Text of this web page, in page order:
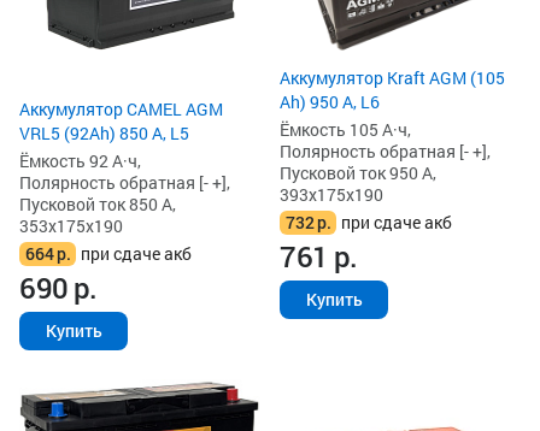
Аккумулятор CAMEL AGM
VRL5 (92Ah) 850 А, L5
Ёмкость 92 А·ч,
Полярность обратная [- +],
Пусковой ток 850 А,
353x175x190
664р. при сдаче акб
690р.
Купить
Аккумулятор Kraft AGM (105
Ah) 950 А, L6
Ёмкость 105 А·ч,
Полярность обратная [- +],
Пусковой ток 950 А,
393x175x190
732р. при сдаче акб
761 р.
Купить